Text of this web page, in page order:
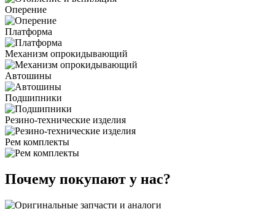
Оперение
Платформа
Механизм опрокидывающий
Автошины
Подшипники
Резино-технические изделия
Рем комплекты
Почему покупают у нас?